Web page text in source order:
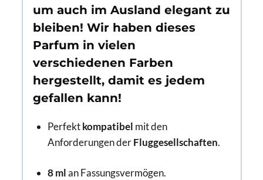
um auch im Ausland elegant zu
bleiben! Wir haben dieses
Parfum in vielen
verschiedenen Farben
hergestellt, damit es jedem
gefallen kann!
Perfektkompatibel mit den
Anforderungen derFluggesellschaften.
8 mlan Fassungsvermögen.